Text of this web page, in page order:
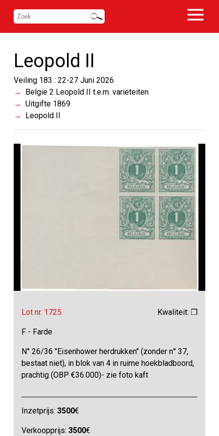
Leopold II
Veiling 183 : 22-27 Juni 2026
België 2 Leopold II t.e.m. variëteiten
Uitgifte 1869
Leopold II
Lot nr. 1725 Kwaliteit: ❒
F - Farde
N° 26/36 "Eisenhower herdrukken" (zonder n° 37,
bestaat niet), in blok van 4 in ruime hoekbladboord,
prachtig (OBP €36.000)- zie foto kaft
Inzetprijs:3500€
Verkoopprijs:3500€